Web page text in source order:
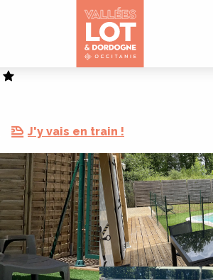
J'y vais en train !